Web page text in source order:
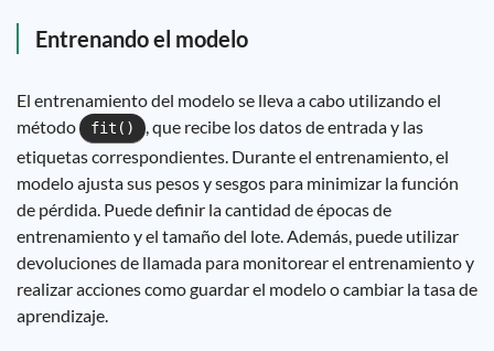
Entrenando el modelo
El entrenamiento del modelo se lleva a cabo utilizando el
método
fit()
, que recibe los datos de entrada y las
etiquetas correspondientes. Durante el entrenamiento, el
modelo ajusta sus pesos y sesgos para minimizar la función
de pérdida. Puede definir la cantidad de épocas de
entrenamiento y el tamaño del lote. Además, puede utilizar
devoluciones de llamada para monitorear el entrenamiento y
realizar acciones como guardar el modelo o cambiar la tasa de
aprendizaje.